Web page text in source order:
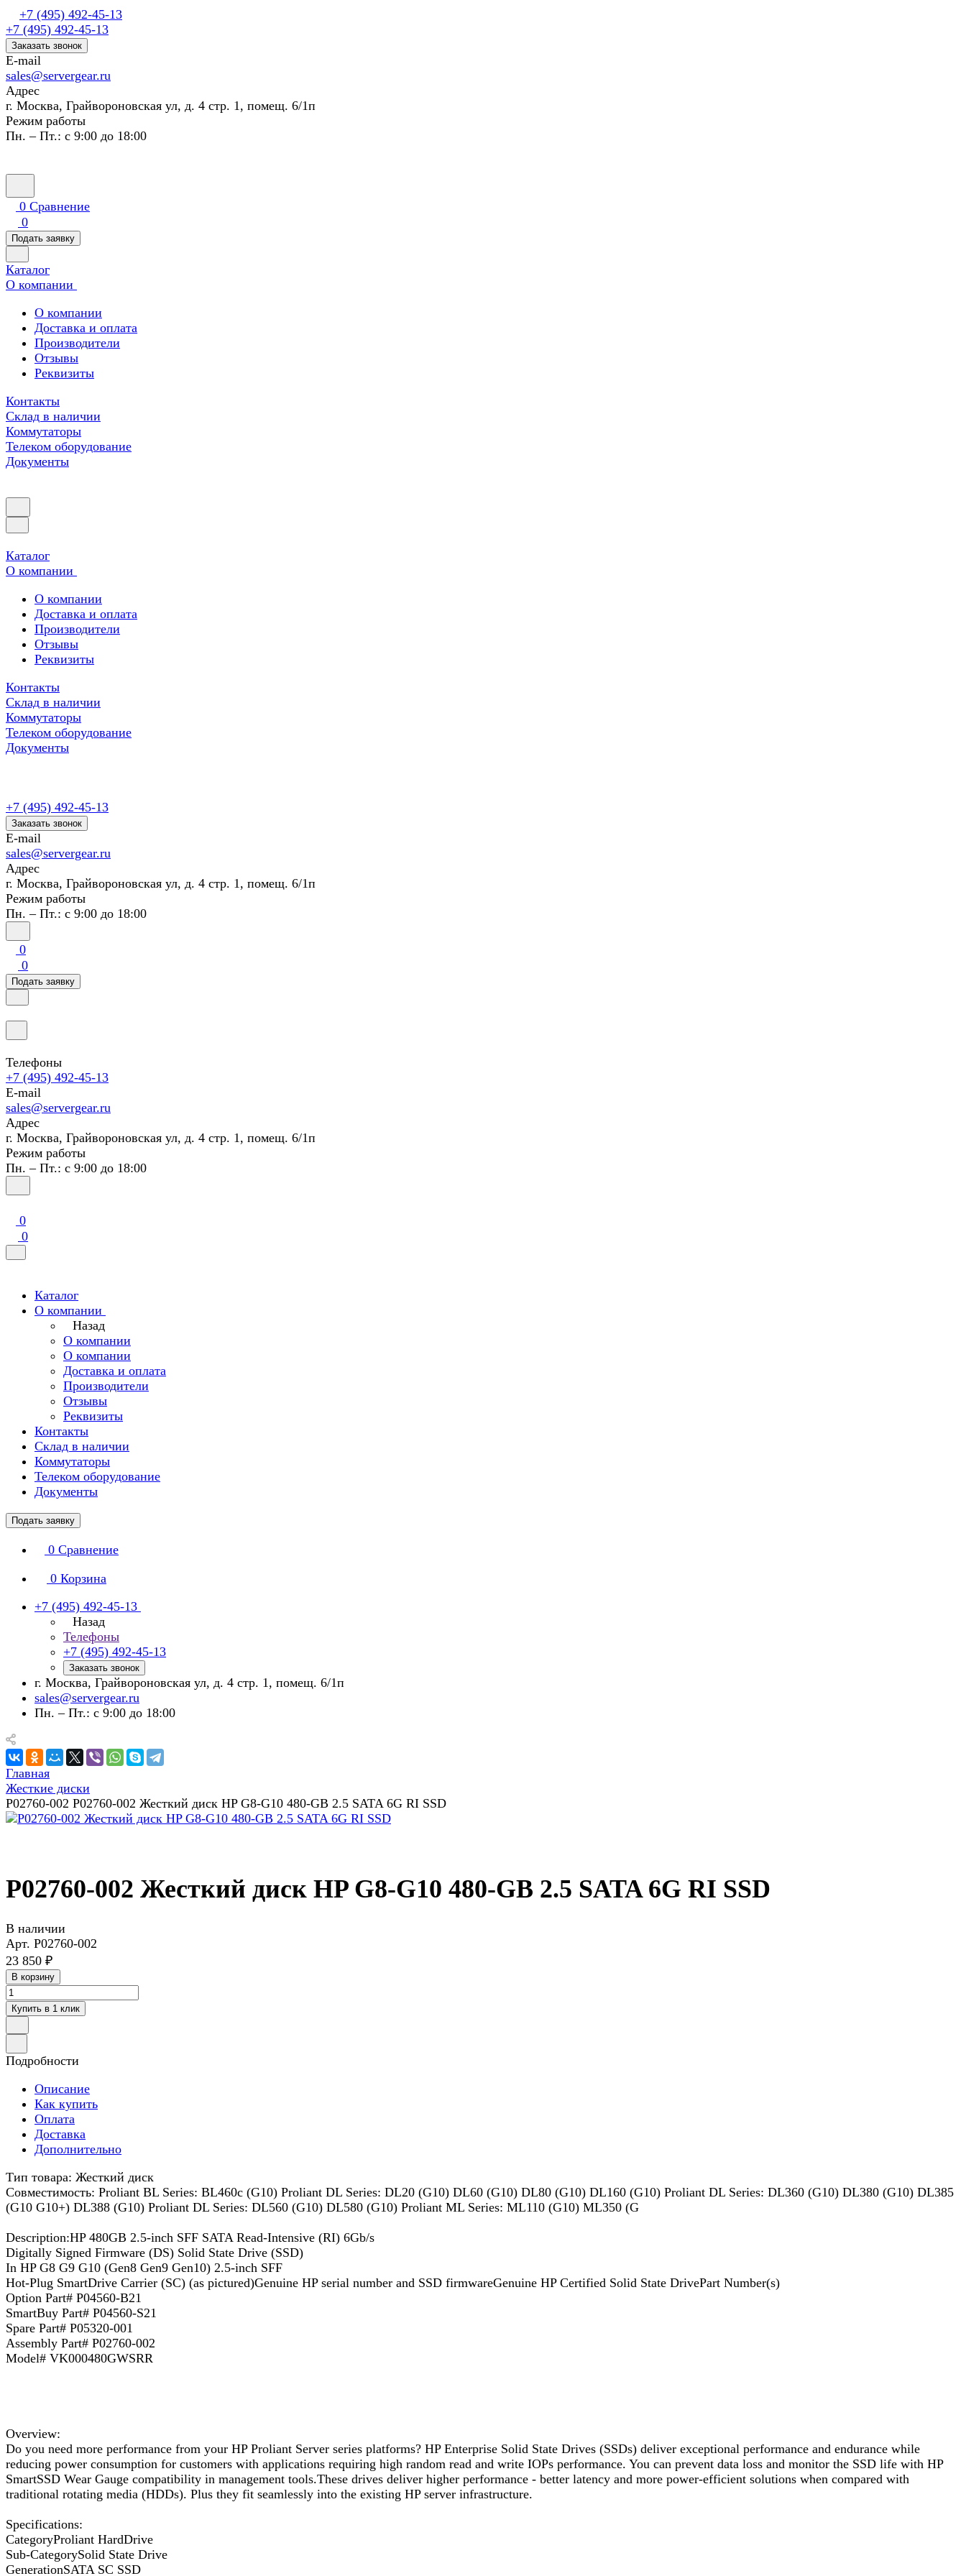
+7 (495) 492-45-13
+7 (495) 492-45-13
Заказать звонок
E-mail
sales@servergear.ru
Адрес
г. Москва, Грайвороновская ул, д. 4 стр. 1, помещ. 6/1п
Режим работы
Пн. – Пт.: с 9:00 до 18:00
0 Сравнение
0
Подать заявку
Каталог
О компании
О компании
Доставка и оплата
Производители
Отзывы
Реквизиты
Контакты
Склад в наличии
Коммутаторы
Телеком оборудование
Документы
Каталог
О компании
О компании
Доставка и оплата
Производители
Отзывы
Реквизиты
Контакты
Склад в наличии
Коммутаторы
Телеком оборудование
Документы
+7 (495) 492-45-13
Заказать звонок
E-mail
sales@servergear.ru
Адрес
г. Москва, Грайвороновская ул, д. 4 стр. 1, помещ. 6/1п
Режим работы
Пн. – Пт.: с 9:00 до 18:00
0
0
Подать заявку
Телефоны
+7 (495) 492-45-13
E-mail
sales@servergear.ru
Адрес
г. Москва, Грайвороновская ул, д. 4 стр. 1, помещ. 6/1п
Режим работы
Пн. – Пт.: с 9:00 до 18:00
0
0
Каталог
О компании
Назад
О компании
О компании
Доставка и оплата
Производители
Отзывы
Реквизиты
Контакты
Склад в наличии
Коммутаторы
Телеком оборудование
Документы
Подать заявку
0 Сравнение
0 Корзина
+7 (495) 492-45-13
Назад
Телефоны
+7 (495) 492-45-13
Заказать звонок
г. Москва, Грайвороновская ул, д. 4 стр. 1, помещ. 6/1п
sales@servergear.ru
Пн. – Пт.: с 9:00 до 18:00
Главная
Жесткие диски
P02760-002 P02760-002 Жесткий диск HP G8-G10 480-GB 2.5 SATA 6G RI SSD
P02760-002 Жесткий диск HP G8-G10 480-GB 2.5 SATA 6G RI SSD
В наличии
Арт. P02760-002
23 850 ₽
В корзину
Купить в 1 клик
Подробности
Описание
Как купить
Оплата
Доставка
Дополнительно
Тип товара: Жесткий диск
Совместимость: Proliant BL Series: BL460c (G10) Proliant DL Series: DL20 (G10) DL60 (G10) DL80 (G10) DL160 (G10) Proliant DL Series: DL360 (G10) DL380 (G10) DL385
(G10 G10+) DL388 (G10) Proliant DL Series: DL560 (G10) DL580 (G10) Proliant ML Series: ML110 (G10) ML350 (G
Description:HP 480GB 2.5-inch SFF SATA Read-Intensive (RI) 6Gb/s
Digitally Signed Firmware (DS) Solid State Drive (SSD)
In HP G8 G9 G10 (Gen8 Gen9 Gen10) 2.5-inch SFF
Hot-Plug SmartDrive Carrier (SC) (as pictured)Genuine HP serial number and SSD firmwareGenuine HP Certified Solid State DrivePart Number(s)
Option Part# P04560-B21
SmartBuy Part# P04560-S21
Spare Part# P05320-001
Assembly Part# P02760-002
Model# VK000480GWSRR
Overview:
Do you need more performance from your HP Proliant Server series platforms? HP Enterprise Solid State Drives (SSDs) deliver exceptional performance and endurance while
reducing power consumption for customers with applications requiring high random read and write IOPs performance. You can prevent data loss and monitor the SSD life with HP
SmartSSD Wear Gauge compatibility in management tools.These drives deliver higher performance - better latency and more power-efficient solutions when compared with
traditional rotating media (HDDs). Plus they fit seamlessly into the existing HP server infrastructure.
Specifications:
CategoryProliant HardDrive
Sub-CategorySolid State Drive
GenerationSATA SC SSD